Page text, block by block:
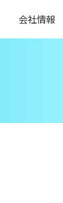
会社情報